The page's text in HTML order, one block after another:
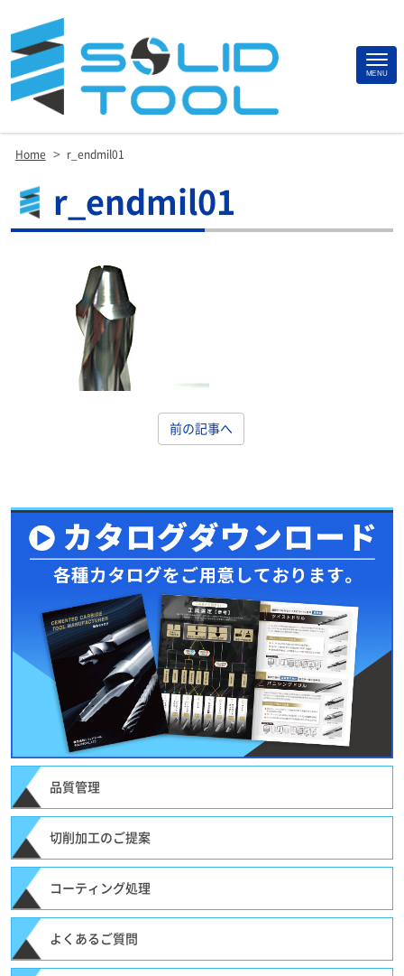
MENU
Home > r_endmil01
r_endmil01
前の記事へ
品質管理
切削加工のご提案
コーティング処理
よくあるご質問
Site
Footer